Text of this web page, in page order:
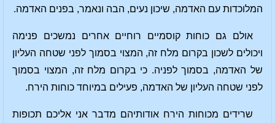
המלוכדות עם האדמה, שיכון נעים, הבה ונאמר, בפנים האדמה.
אולם גם כוחות קוסמיים רוחיים אחרים נמשכים פנימה
ויכולים לשכון בקרום מלח זה, המצוי בסמוך לפני שטחה העליון
של האדמה, בסמוך לפניה. כי בקרום מלח זה, המצוי בסמוך
לפני שטחה העליון של האדמה, פעילים במיוחד כוחות הירח.
שרידים מכוחות הירח אודותיהם מדבר אני אליכם תכופות